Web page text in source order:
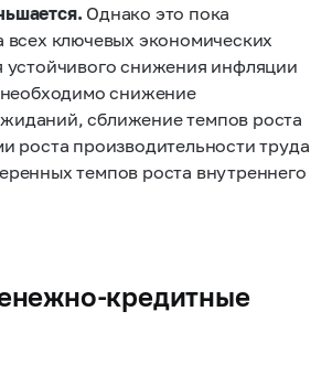
Однако это пока
всех ключевых экономических
устойчивого снижения инфляции
необходимо снижение
сближение темпов роста
роста производительности труда
темпов роста внутреннего
кредитные